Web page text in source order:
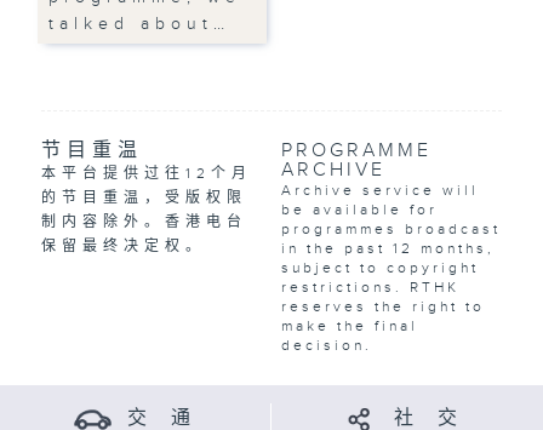
talked about…
节目重温
本平台提供过往12个月
的节目重温，受版权限
制内容除外。香港电台
保留最终决定权。
PROGRAMME
ARCHIVE
Archive service will
be available for
programmes broadcast
in the past 12 months,
subject to copyright
restrictions. RTHK
reserves the right to
make the final
decision.
交 通 社 交